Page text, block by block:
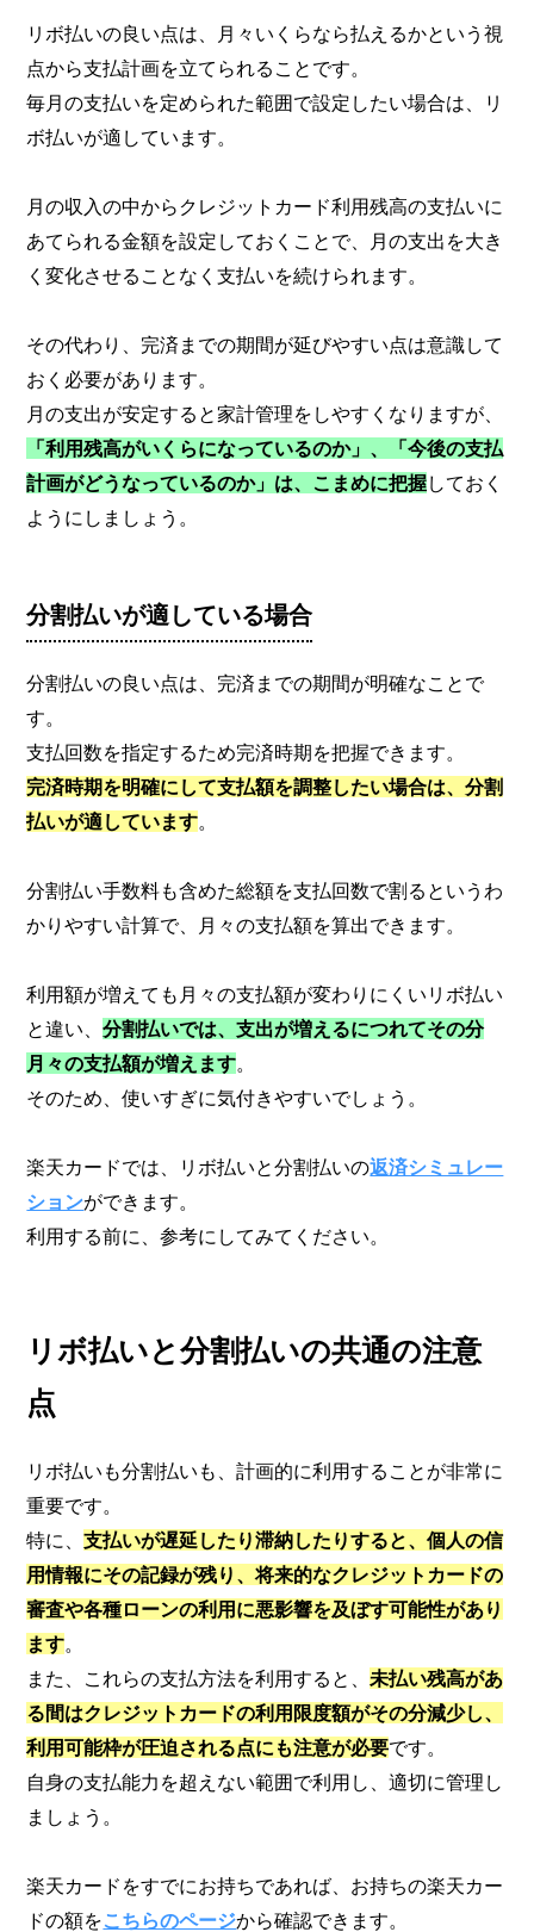
リボ払いの良い点は、月々いくらなら払えるかという視
点から支払計画を立てられることです。
毎月の支払いを定められた範囲で設定したい場合は、リ
ボ払いが適しています。
月の収入の中からクレジットカード利用残高の支払いに
あてられる金額を設定しておくことで、月の支出を大き
く変化させることなく支払いを続けられます。
その代わり、完済までの期間が延びやすい点は意識して
おく必要があります。
月の支出が安定すると家計管理をしやすくなりますが、
「利用残高がいくらになっているのか」、「今後の支払
計画がどうなっているのか」は、こまめに把握しておく
ようにしましょう。
分割払いが適している場合
分割払いの良い点は、完済までの期間が明確なことで
す。
支払回数を指定するため完済時期を把握できます。
完済時期を明確にして支払額を調整したい場合は、分割
払いが適しています。
分割払い手数料も含めた総額を支払回数で割るというわ
かりやすい計算で、月々の支払額を算出できます。
利用額が増えても月々の支払額が変わりにくいリボ払い
と違い、分割払いでは、支出が増えるにつれてその分
月々の支払額が増えます。
そのため、使いすぎに気付きやすいでしょう。
楽天カードでは、リボ払いと分割払いの返済シミュレー
ションができます。
利用する前に、参考にしてみてください。
リボ払いと分割払いの共通の注意
点
リボ払いも分割払いも、計画的に利用することが非常に
重要です。
特に、支払いが遅延したり滞納したりすると、個人の信
用情報にその記録が残り、将来的なクレジットカードの
審査や各種ローンの利用に悪影響を及ぼす可能性があり
ます。
また、これらの支払方法を利用すると、未払い残高があ
る間はクレジットカードの利用限度額がその分減少し、
利用可能枠が圧迫される点にも注意が必要です。
自身の支払能力を超えない範囲で利用し、適切に管理し
ましょう。
楽天カードをすでにお持ちであれば、お持ちの楽天カー
ドの額をこちらのページから確認できます。